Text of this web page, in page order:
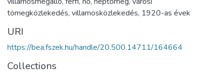
tömegközlekedés, villamosközlekedés, 1920-as évek
URI
https://bea.fszek.hu/handle/20.500.14711/164664
Collections